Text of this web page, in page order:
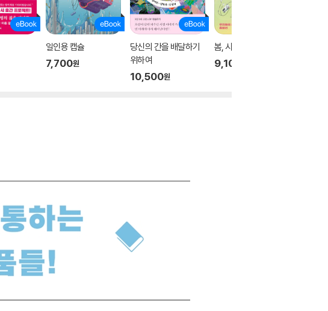
일인용 캡슐
7,700원
당신의 간을 배달하기
위하여
10,500원
봄, 시작하는 마음
9,100